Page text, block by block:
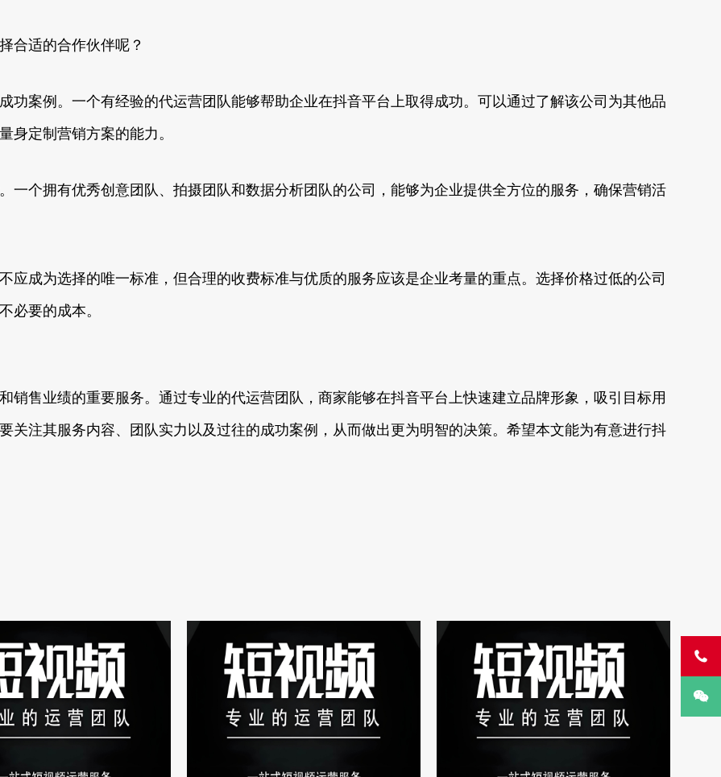
合适的合作伙伴呢？
功案例。一个有经验的代运营团队能够帮助企业在抖音平台上取得成功。可以通过了解该公司为其他品
身定制营销方案的能力。
一个拥有优秀创意团队、拍摄团队和数据分析团队的公司，能够为企业提供全方位的服务，确保营销活
应成为选择的唯一标准，但合理的收费标准与优质的服务应该是企业考量的重点。选择价格过低的公司
必要的成本。
销售业绩的重要服务。通过专业的代运营团队，商家能够在抖音平台上快速建立品牌形象，吸引目标用
关注其服务内容、团队实力以及过往的成功案例，从而做出更为明智的决策。希望本文能为有意进行抖

